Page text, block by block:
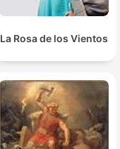
La Rosa de los Vientos